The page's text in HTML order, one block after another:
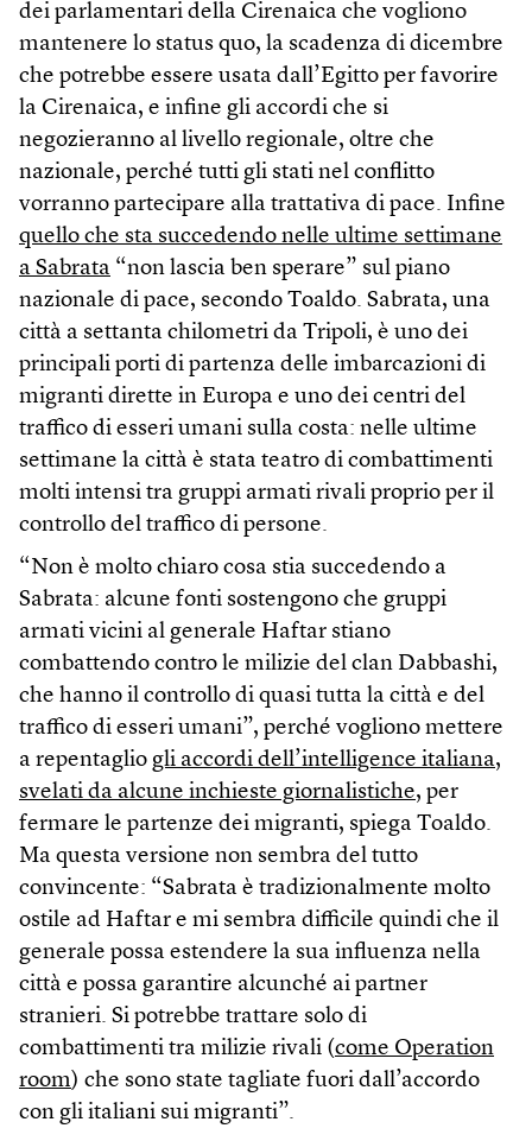
dei parlamentari della Cirenaica che vogliono
mantenere lo status quo, la scadenza di dicembre
che potrebbe essere usata dall’Egitto per favorire
la Cirenaica, e infine gli accordi che si
negozieranno al livello regionale, oltre che
nazionale, perché tutti gli stati nel conflitto
vorranno partecipare alla trattativa di pace. Infine
quello che sta succedendo nelle ultime settimane
a Sabrata “non lascia ben sperare” sul piano
nazionale di pace, secondo Toaldo. Sabrata, una
città a settanta chilometri da Tripoli, è uno dei
principali porti di partenza delle imbarcazioni di
migranti dirette in Europa e uno dei centri del
traffico di esseri umani sulla costa: nelle ultime
settimane la città è stata teatro di combattimenti
molti intensi tra gruppi armati rivali proprio per il
controllo del traffico di persone.
“Non è molto chiaro cosa stia succedendo a
Sabrata: alcune fonti sostengono che gruppi
armati vicini al generale Haftar stiano
combattendo contro le milizie del clan Dabbashi,
che hanno il controllo di quasi tutta la città e del
traffico di esseri umani”, perché vogliono mettere
a repentaglio gli accordi dell’intelligence italiana,
svelati da alcune inchieste giornalistiche, per
fermare le partenze dei migranti, spiega Toaldo.
Ma questa versione non sembra del tutto
convincente: “Sabrata è tradizionalmente molto
ostile ad Haftar e mi sembra difficile quindi che il
generale possa estendere la sua influenza nella
città e possa garantire alcunché ai partner
stranieri. Si potrebbe trattare solo di
combattimenti tra milizie rivali (come Operation
room) che sono state tagliate fuori dall’accordo
con gli italiani sui migranti”.